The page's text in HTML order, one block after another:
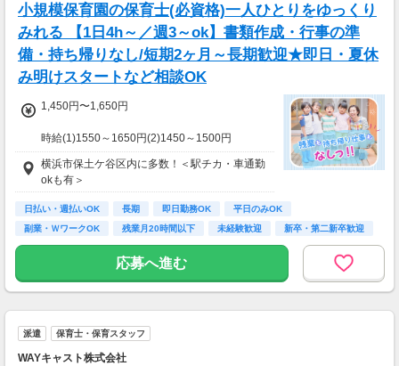
小規模保育園の保育士(必資格)一人ひとりをゆっくり
みれる 【1日4h～／週3～ok】書類作成・行事の準
備・持ち帰りなし/短期2ヶ月～長期歓迎★即日・夏休
み明けスタートなど相談OK
1,450円〜1,650円
時給(1)1550～1650円(2)1450～1500円
(1)週40ｈ以上
(2)週40ｈ未満
【月収例】
290400円（時給1650円×8h×22日)
7：00～19：00で1日4ｈ～、週3～5日(週20h
以上)
★シフト例：9-18時、7-11時、8-12時、9-16時
など
間など相談OK！
★短期2ヶ月～長期歓迎！
横浜市保土ケ谷区内に多数！＜駅チカ・車通勤
okも有＞
日払い・週払いOK 長期 即日勤務OK
平日のみOK
副業・ＷワークOK
残業月20時間以下 未経験歓迎
新卒・第二新卒歓迎
フリーター歓迎
応募へ進む
派遣 保育士・保育スタッフ
WAYキャスト株式会社